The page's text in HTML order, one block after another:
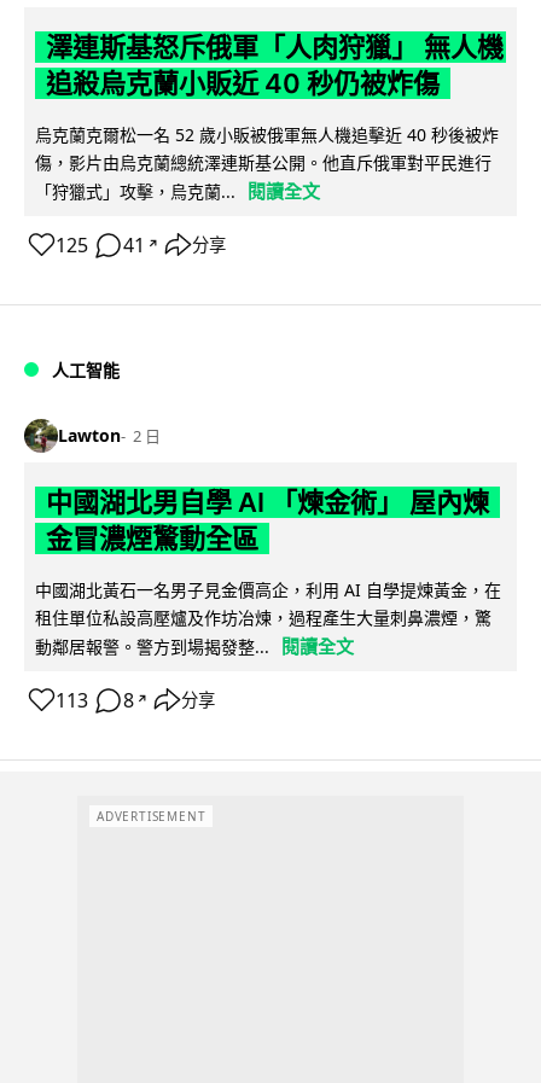
澤連斯基怒斥俄軍「人肉狩獵」 無人機
追殺烏克蘭小販近 40 秒仍被炸傷
烏克蘭克爾松一名 52 歲小販被俄軍無人機追擊近 40 秒後被炸
傷，影片由烏克蘭總統澤連斯基公開。他直斥俄軍對平民進行
「狩獵式」攻擊，烏克蘭...
閱讀全文
125 41 ↗ 分享
人工智能
Lawton 2 日
中國湖北男自學 AI 「煉金術」 屋內煉
金冒濃煙驚動全區
中國湖北黃石一名男子見金價高企，利用 AI 自學提煉黃金，在
租住單位私設高壓爐及作坊冶煉，過程產生大量刺鼻濃煙，驚
動鄰居報警。警方到場揭發整...
閱讀全文
113 8 ↗ 分享
ADVERTISEMENT